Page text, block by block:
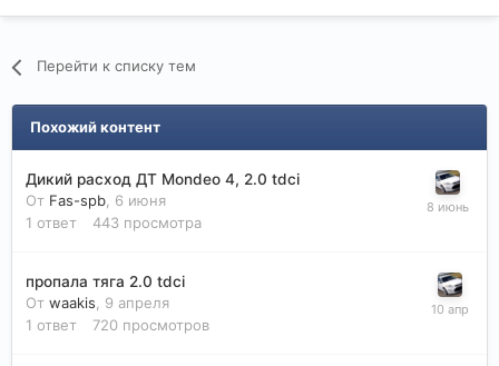
Перейти к списку тем
Похожий контент
Дикий расход ДТ Mondeo 4, 2.0 tdci
От Fas-spb, 6 июня
1 ответ 443 просмотра
пропала тяга 2.0 tdci
От waakis, 9 апреля
1 ответ 720 просмотров